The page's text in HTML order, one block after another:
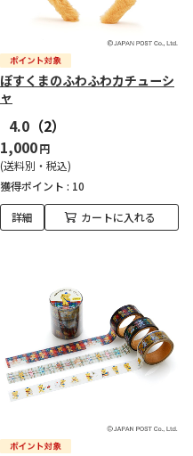
ぽすくまのふわふわカチューシ
ャ
4.0 （2）
1,000円
(送料別・税込)
獲得ポイント : 10
詳細 カートに入れる